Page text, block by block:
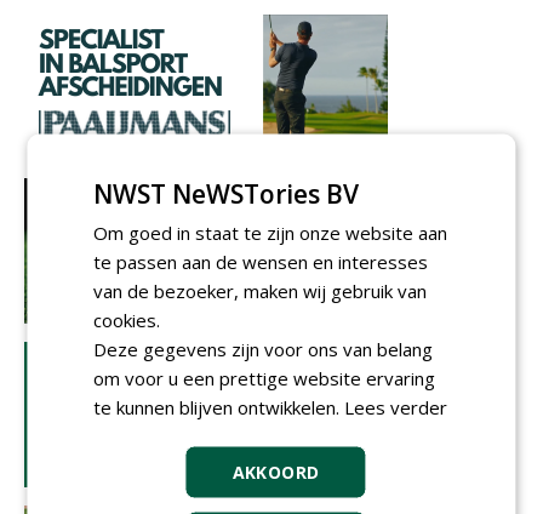
NWST NeWSTories BV
Om goed in staat te zijn onze website aan
te passen aan de wensen en interesses
van de bezoeker, maken wij gebruik van
cookies.
Deze gegevens zijn voor ons van belang
om voor u een prettige website ervaring
te kunnen blijven ontwikkelen. Lees verder
AKKOORD